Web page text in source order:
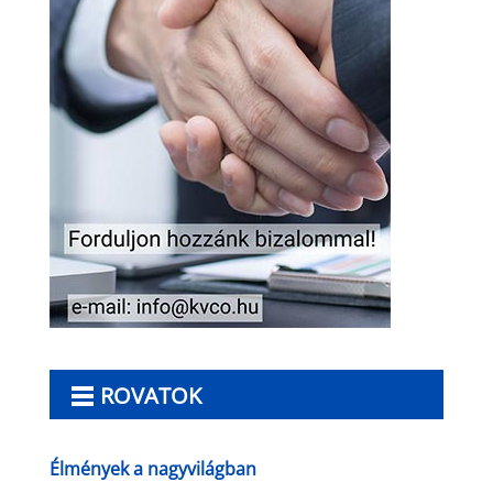
ROVATOK
Élmények a nagyvilágban